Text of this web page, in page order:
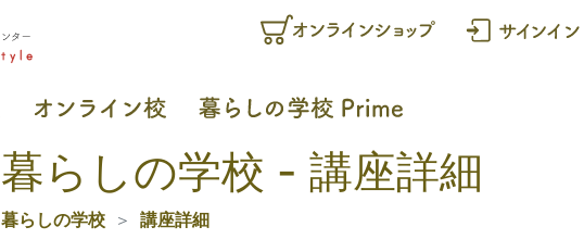
暮らしの学校 - 講座詳細
暮らしの学校 講座詳細